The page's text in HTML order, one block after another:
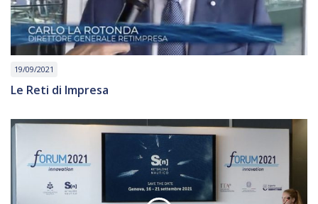
19/09/2021
Le Reti di Impresa